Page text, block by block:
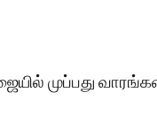
முப்பது